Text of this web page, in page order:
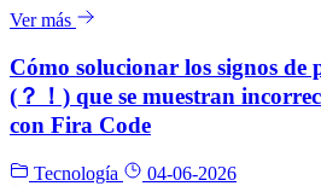
Ver más
Cómo solucionar los signos de
(？！) que se muestran
con Fira Code
Tecnología
04-06-2026